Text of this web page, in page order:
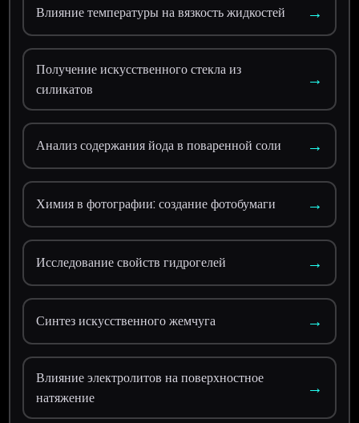
Влияние температуры на вязкость жидкостей →
Получение искусственного стекла из
силикатов
→
Анализ содержания йода в поваренной соли →
Химия в фотографии: создание фотобумаги →
Исследование свойств гидрогелей →
Синтез искусственного жемчуга →
Влияние электролитов на поверхностное
натяжение
→